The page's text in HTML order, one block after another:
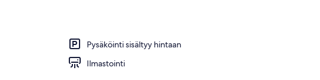
Pysäköinti sisältyy hintaan
Ilmastointi